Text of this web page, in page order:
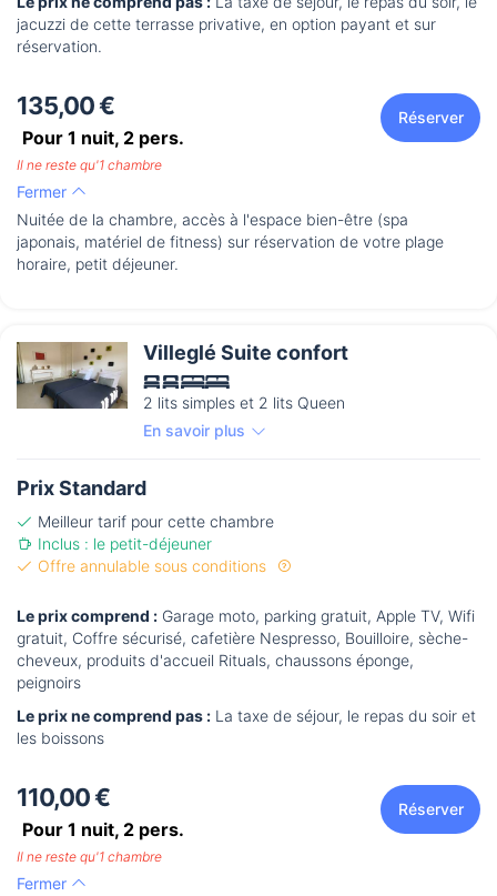
jacuzzi de cette terrasse privative, en option payant et sur
réservation.
135,00 €
Pour 1 nuit, 2 pers.
Réserver
Il ne reste qu'1 chambre
Fermer
Nuitée de la chambre, accès à l'espace bien-être (spa
japonais, matériel de fitness) sur réservation de votre plage
horaire, petit déjeuner.
Villeglé Suite confort
2 lits simples et 2 lits Queen
En savoir plus
Prix Standard
Meilleur tarif pour cette chambre
Inclus : le petit-déjeuner
Offre annulable sous conditions
Le prix comprend : Garage moto, parking gratuit, Apple TV, Wifi
gratuit, Coffre sécurisé, cafetière Nespresso, Bouilloire, sèche-
cheveux, produits d'accueil Rituals, chaussons éponge,
peignoirs
Le prix ne comprend pas : La taxe de séjour, le repas du soir et
les boissons
110,00 €
Pour 1 nuit, 2 pers.
Réserver
Il ne reste qu'1 chambre
Fermer